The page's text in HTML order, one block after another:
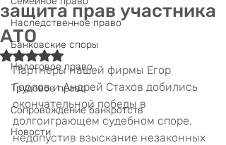
Наследственное право
Банковские споры
Налоговое право
Трудовое право
Сопровождение банкротств
Новости
защита прав участника
АТО
Оценка: не число из 5 звезд.
Партнеры нашей фирмы Егор
Горлов и Андрей Стахов добились
окончательной победы в
долгоиграющем судебном споре,
недопустив взыскание незаконных